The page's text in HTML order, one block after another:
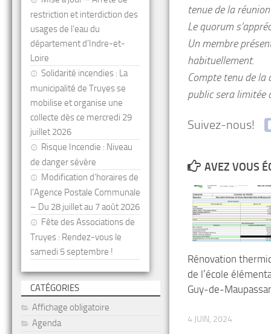
tenue de la
Le quorum
Un membre
habituellement.
Compte tenu de la
public sera limitée
Suivez-nous!
AVEZ VOUS
Rénovation
de l’école
Guy-de-
4 JUIN, 2024
restriction et interdiction des
usages de l’eau du
département d’Indre-et-
Loire
Solidarité incendies : La
municipalité de Truyes se
mobilise et organise une
collecte dès ce mercredi 29
juillet 2026
Risque Incendie : Niveau
de danger sévère
Modification d’horaires de
l’Agence Postale Communale
– Du 28 juillet au 7 août 2026
Fête des Associations de
Truyes : Rendez-vous le
samedi 5 septembre !
CATÉGORIES
Affichage obligatoire
Agenda